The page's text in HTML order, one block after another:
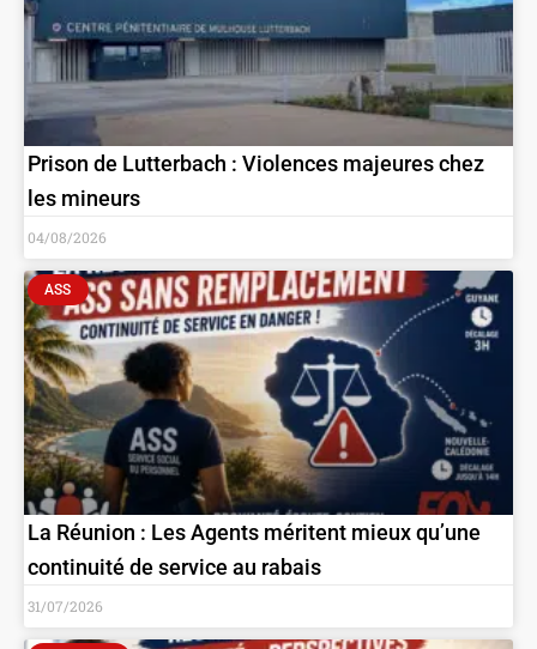
Prison de Lutterbach : Violences majeures chez
les mineurs
04/08/2026
ASS
La Réunion : Les Agents méritent mieux qu’une
continuité de service au rabais
31/07/2026